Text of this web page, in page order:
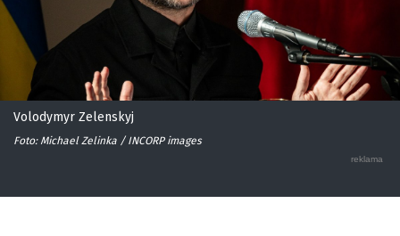
Volodymyr Zelenskyj
Foto: Michael Zelinka / INCORP images